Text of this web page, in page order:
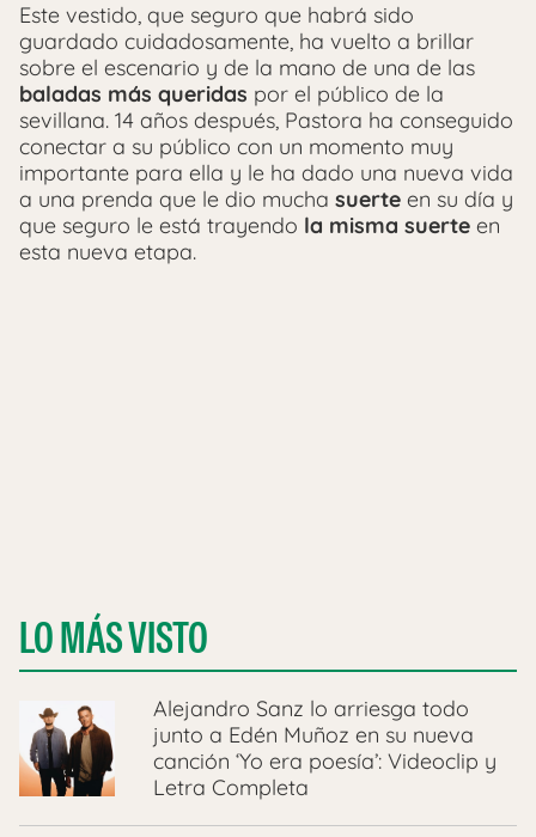
Este vestido, que seguro que habrá sido
guardado cuidadosamente, ha vuelto a brillar
sobre el escenario y de la mano de una de las
baladas más queridas por el público de la
sevillana. 14 años después, Pastora ha conseguido
conectar a su público con un momento muy
importante para ella y le ha dado una nueva vida
a una prenda que le dio mucha suerte en su día y
que seguro le está trayendo la misma suerte en
esta nueva etapa.
LO MÁS VISTO
Alejandro Sanz lo arriesga todo
junto a Edén Muñoz en su nueva
canción ‘Yo era poesía’: Videoclip y
Letra Completa